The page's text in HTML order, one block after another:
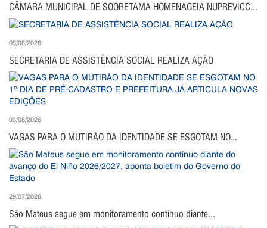
CÂMARA MUNICIPAL DE SOORETAMA HOMENAGEIA NUPREVICC...
05/08/2026
SECRETARIA DE ASSISTÊNCIA SOCIAL REALIZA AÇÃO
03/08/2026
VAGAS PARA O MUTIRÃO DA IDENTIDADE SE ESGOTAM NO...
29/07/2026
São Mateus segue em monitoramento contínuo diante...